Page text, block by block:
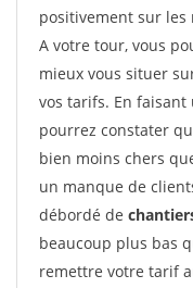
positivement sur les
A votre tour, vous
mieux vous situer
vos tarifs. En
pourrez constater
bien moins chers
un manque de
débordé de
beaucoup plus bas
remettre votre tarif